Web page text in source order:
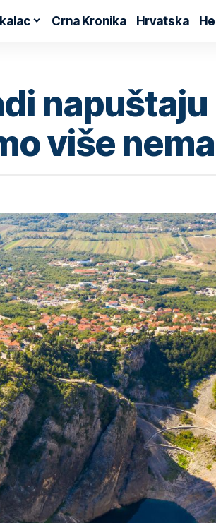
Crna Kronika Hrvatska
više